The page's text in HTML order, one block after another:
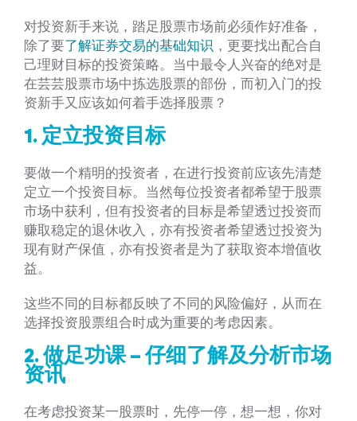
对投资新手来说，踏足股票市场前必须作好准备，
除了要了解证券交易的基础知识 ，更要找出配合自
己理财目标的投资策略。当中最令人兴奋的绝对是
在芸芸股票市场中拣选股票的部份，而初入门的投
资新手又应该如何着手选择股票？
1. 定立投资目标
要做一个精明的投资者，在进行投资前应该先清楚
定立一个投资目标。当然每位投资者都希望于股票
市场中获利，但有投资者的目标是希望透过投资而
赚取稳定的退休收入，亦有投资者希望透过投资为
现有财产保值，亦有投资者是为了获取资本增值收
益。
这些不同的目标都反映了不同的风险偏好，从而在
选择投资股票组合时成为重要的考虑因素。
2. 做足功课 – 仔细了解及分析市场
资讯
在考虑投资某一股票时，先停一停，想一想，你对